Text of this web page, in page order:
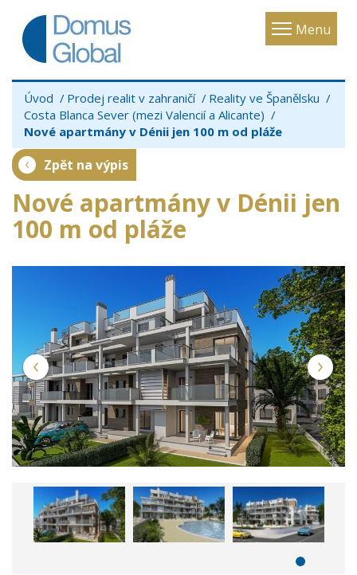
Menu
Toggle
Úvod Prodej realit v zahraničí
Reality ve Španělsku
Costa Blanca Sever (mezi Valencií a Alicante)
Nové apartmány v Dénii jen 100 m od pláže
Zpět na výpis
Nové apartmány v Dénii jen
100 m od pláže